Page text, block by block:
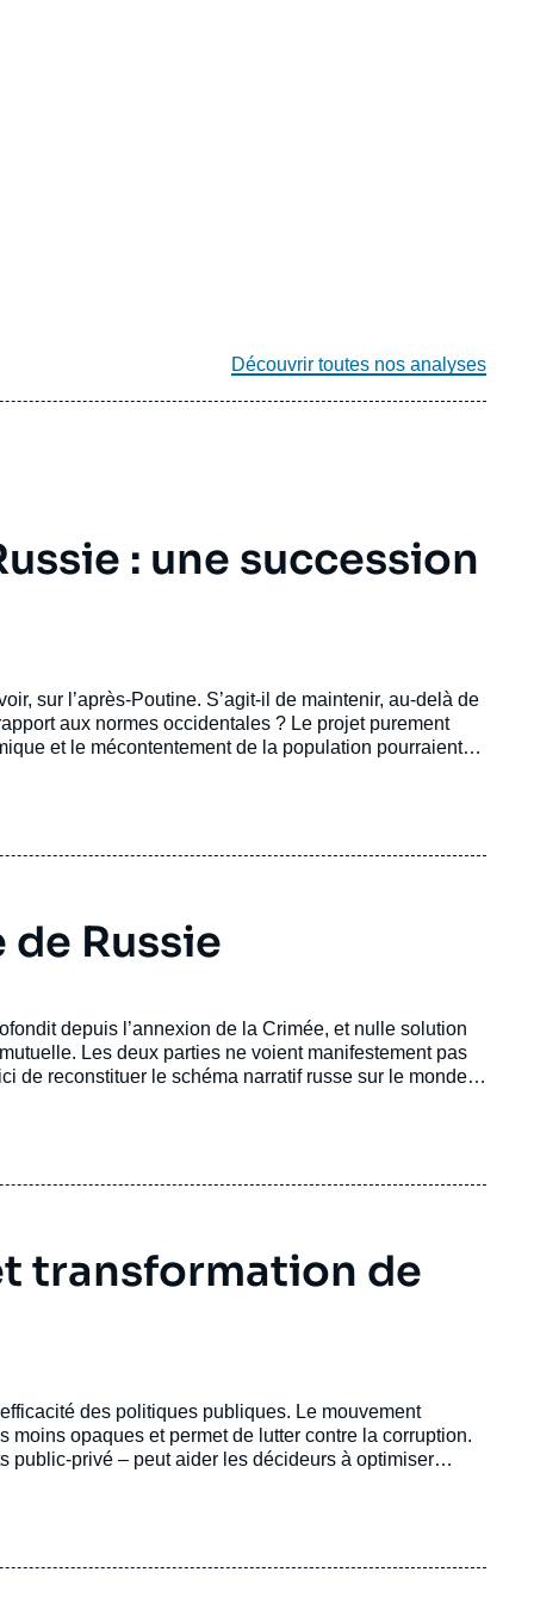
Découvrir toutes nos analyses
: une succession
sur l’après-Poutine. S’agit-il de maintenir, au-delà de
aux normes occidentales ? Le projet purement
et le mécontentement de la population pourraient
de Russie
depuis l’annexion de la Crimée, et nulle solution
Les deux parties ne voient manifestement pas
de reconstituer le schéma narratif russe sur le monde
transformation de
des politiques publiques. Le mouvement
moins opaques et permet de lutter contre la corruption.
public-privé – peut aider les décideurs à optimiser